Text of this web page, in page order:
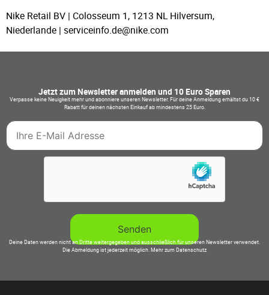
Nike Retail BV | Colosseum 1, 1213 NL Hilversum,
Niederlande | serviceinfo.de@nike.com
Jetzt zum Newsletter anmelden und 10 Euro Sparen
Verpasse keine Neuigkeit mehr und abonniere unseren Newsletter. Für deine Anmeldung erhältst du 10 €
Rabatt für deinen nächsten Einkauf ab mindestens 25 Euro.
Deine Daten werden nicht an Dritte weitergegeben und ausschließlich für unseren Newsletter verwendet.
Die Abmeldung ist jederzeit möglich.Mehr zum Datenschutz